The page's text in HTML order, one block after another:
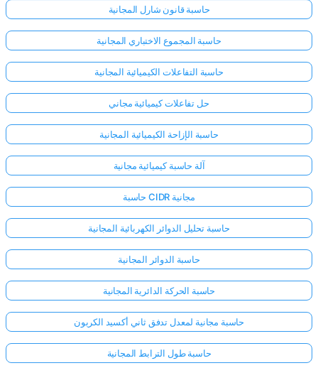
حاسبة قانون شارل المجانية
حاسبة المجموع الاختباري المجانية
حاسبة التفاعلات الكيميائية المجانية
حل تفاعلات كيميائية مجاني
حاسبة الإزاحة الكيميائية المجانية
آلة حاسبة كيميائية مجانية
حاسبة CIDR مجانية
حاسبة تحليل الدوائر الكهربائية المجانية
حاسبة الدوائر المجانية
حاسبة الحركة الدائرية المجانية
حاسبة مجانية لمعدل تدفق ثاني أكسيد الكربون
حاسبة طول الترابط المجانية